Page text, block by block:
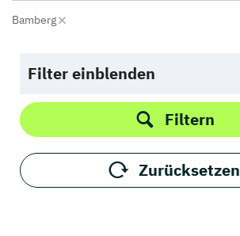
Bamberg
Filter einblenden
Filtern
Zurücksetzen